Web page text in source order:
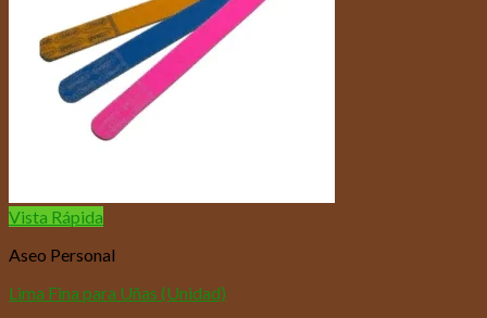
Vista Rápida
Aseo Personal
Lima Fina para Uñas (Unidad)